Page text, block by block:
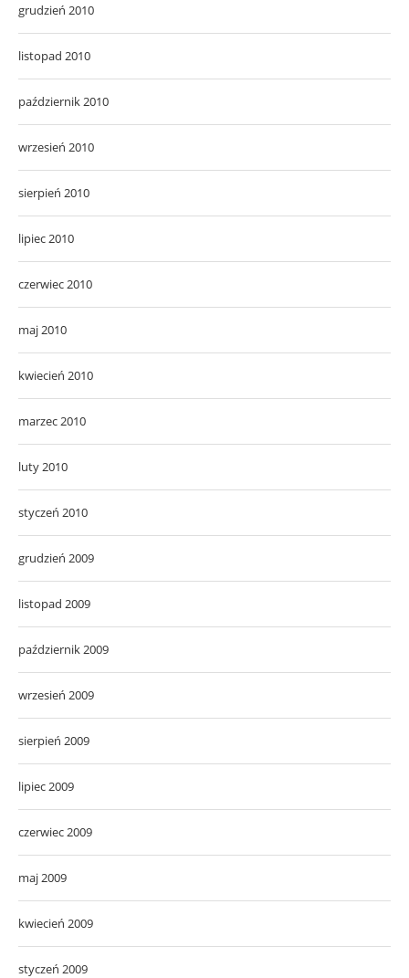
grudzień 2010
listopad 2010
październik 2010
wrzesień 2010
sierpień 2010
lipiec 2010
czerwiec 2010
maj 2010
kwiecień 2010
marzec 2010
luty 2010
styczeń 2010
grudzień 2009
listopad 2009
październik 2009
wrzesień 2009
sierpień 2009
lipiec 2009
czerwiec 2009
maj 2009
kwiecień 2009
styczeń 2009